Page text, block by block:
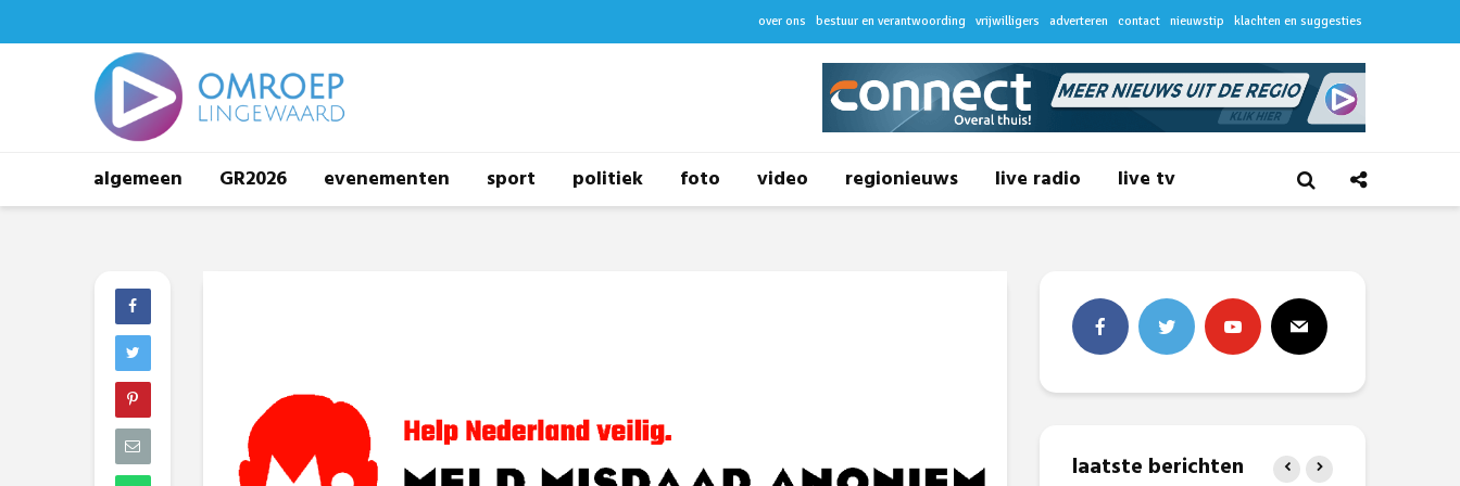
over ons bestuur en verantwoording vrijwilligers adverteren contact nieuwstip klachten en suggesties
algemeen GR2026 evenementen sport politiek foto video regionieuws live radio live tv
laatste berichten